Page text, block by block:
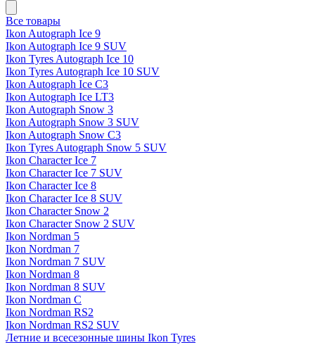
Все товары
Ikon Autograph Ice 9
Ikon Autograph Ice 9 SUV
Ikon Tyres Autograph Ice 10
Ikon Tyres Autograph Ice 10 SUV
Ikon Autograph Ice C3
Ikon Autograph Ice LT3
Ikon Autograph Snow 3
Ikon Autograph Snow 3 SUV
Ikon Autograph Snow C3
Ikon Tyres Autograph Snow 5 SUV
Ikon Character Ice 7
Ikon Character Ice 7 SUV
Ikon Character Ice 8
Ikon Character Ice 8 SUV
Ikon Character Snow 2
Ikon Character Snow 2 SUV
Ikon Nordman 5
Ikon Nordman 7
Ikon Nordman 7 SUV
Ikon Nordman 8
Ikon Nordman 8 SUV
Ikon Nordman C
Ikon Nordman RS2
Ikon Nordman RS2 SUV
Летние и всесезонные шины Ikon Tyres